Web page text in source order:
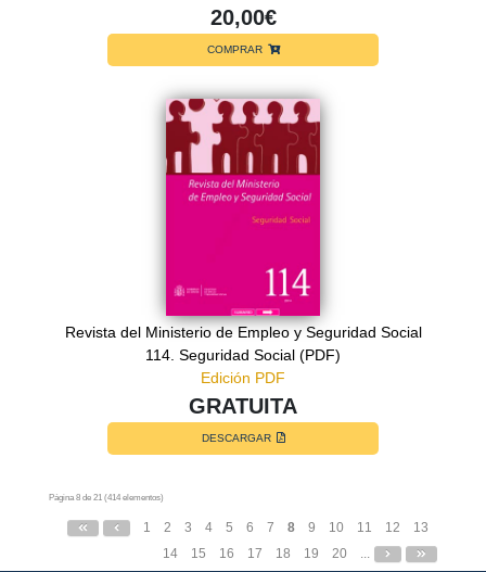
20,00€
COMPRAR
Revista del Ministerio de Empleo y Seguridad Social
114. Seguridad Social (PDF)
Edición PDF
GRATUITA
DESCARGAR
Página 8 de 21 (414 elementos)
1 2 3 4 5 6 7 8 9 10 11 12
13
14
15 16 17 18 19 20